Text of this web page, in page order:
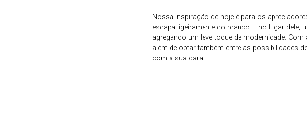
Nossa inspiração de hoje é para os
escapa ligeiramente do branco – no lugar dele,
agregando um leve toque de modernidade.
além de optar também entre as possibilidades
com a sua cara.